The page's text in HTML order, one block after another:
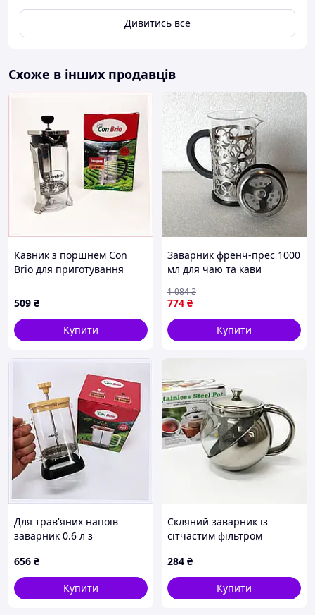
Дивитись все
Схоже в інших продавців
Кавник з поршнем Con
Brio для приготування
509 ₴
Купити
Заварник френч-прес 1000
мл для чаю та кави
Bohmann FK-8380
774 ₴
1 084₴
Купити
Для трав'яних напоїв
заварник 0.6 л з
H21E188C97
656 ₴
Купити
Скляний заварник із
сітчастим фільтром
Зручний чайник для
заварювання зі скла з
ситом
284 ₴
Купити